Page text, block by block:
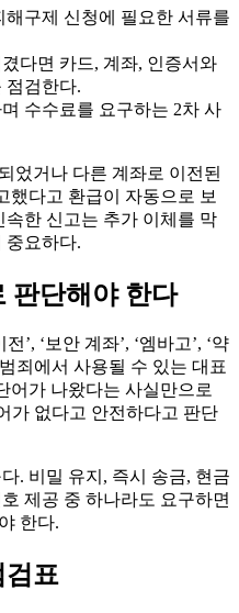
구제 신청에 필요한 서류를
다면 카드, 계좌, 인증서와
점검한다.
수수료를 요구하는 2차 사
었거나 다른 계좌로 이전된
했다고 환급이 자동으로 보
한 신고는 추가 이체를 막
중요하다.
판단해야 한다
’, ‘보안 계좌’, ‘엠바고’, ‘약
죄에서 사용될 수 있는 대표
어가 나왔다는 사실만으로
가 없다고 안전하다고 판단
. 비밀 유지, 즉시 송금, 현금
제공 중 하나라도 요구하면
한다.
검표